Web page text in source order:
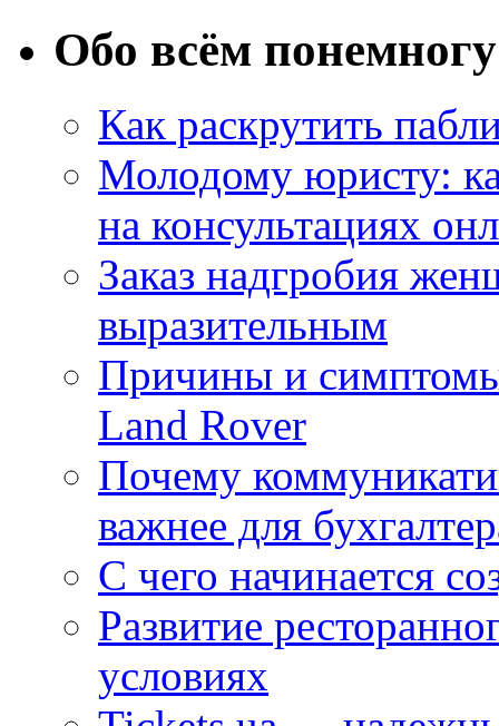
Обо всём понемногу
Как раскрутить
Молодому юристу:
на консультациях
Заказ надгробия
выразительным
Причины и
Land Rover
Почему
важнее для
С чего начинается
Развитие
условиях